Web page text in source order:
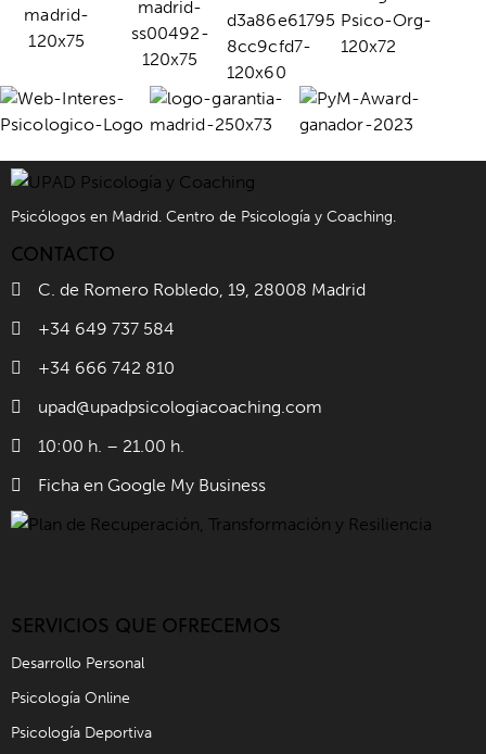
Psicólogos en Madrid. Centro de Psicología y Coaching.
CONTACTO
C. de Romero Robledo, 19, 28008 Madrid
+34 649 737 584
+34 666 742 810
upad@upadpsicologiacoaching.com
10:00 h. – 21.00 h.
Ficha en Google My Business
SERVICIOS QUE OFRECEMOS
Desarrollo Personal
Psicología Online
Psicología Deportiva